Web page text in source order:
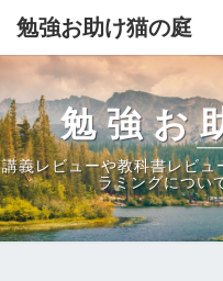
勉強お助け猫の庭
勉強お
講義レビューや教科書レビ
ラミングについ